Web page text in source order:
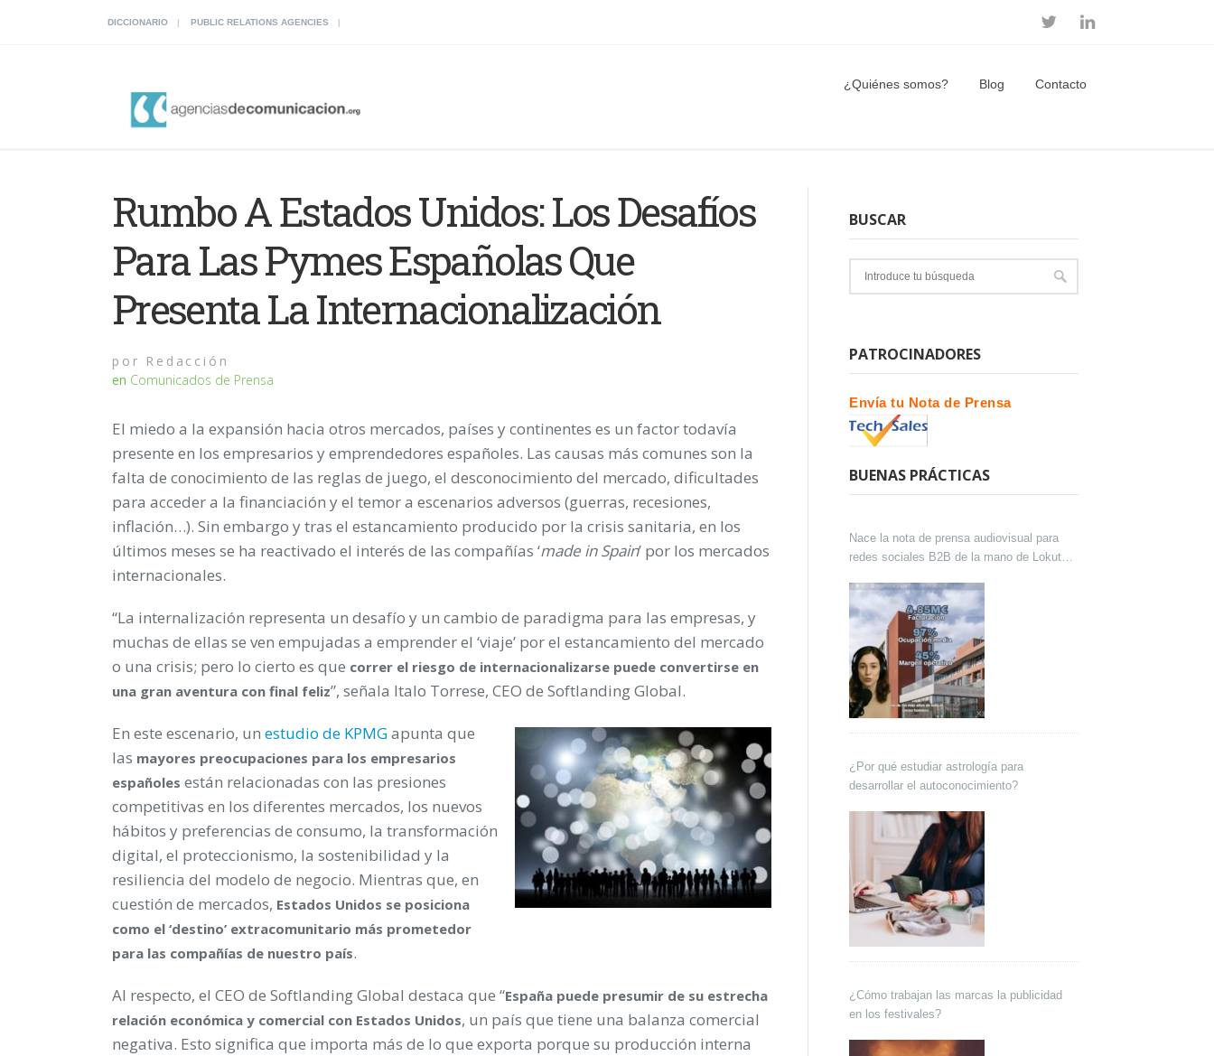
DICCIONARIO PUBLIC RELATIONS AGENCIES
¿Quiénes somos? Blog Contacto
Rumbo A Estados Unidos: Los Desafíos
Para Las Pymes Españolas Que
Presenta La Internacionalización
por Redacción
en Comunicados de Prensa
El miedo a la expansión hacia otros mercados, países y continentes es un factor todavía
presente en los empresarios y emprendedores españoles. Las causas más comunes son la
falta de conocimiento de las reglas de juego, el desconocimiento del mercado, dificultades
para acceder a la financiación y el temor a escenarios adversos (guerras, recesiones,
inflación…). Sin embargo y tras el estancamiento producido por la crisis sanitaria, en los
últimos meses se ha reactivado el interés de las compañías ‘made in Spain’ por los mercados
internacionales.
“La internalización representa un desafío y un cambio de paradigma para las empresas, y
muchas de ellas se ven empujadas a emprender el ‘viaje’ por el estancamiento del mercado
o una crisis; pero lo cierto es que correr el riesgo de internacionalizarse puede convertirse en
una gran aventura con final feliz”, señala Italo Torrese, CEO de Softlanding Global.
En este escenario, un estudio de KPMGapunta que
las mayores preocupaciones para los empresarios
españoles están relacionadas con las presiones
competitivas en los diferentes mercados, los nuevos
hábitos y preferencias de consumo, la transformación
digital, el proteccionismo, la sostenibilidad y la
resiliencia del modelo de negocio. Mientras que, en
cuestión de mercados, Estados Unidos se posiciona
como el ‘destino’ extracomunitario más prometedor
para las compañías de nuestro país.
Al respecto, el CEO de Softlanding Global destaca que “España puede presumir de su estrecha
relación económica y comercial con Estados Unidos, un país que tiene una balanza comercial
negativa. Esto significa que importa más de lo que exporta porque su producción interna
BUSCAR
PATROCINADORES
Envía tu Nota de Prensa
BUENAS PRÁCTICAS
Nace la nota de prensa audiovisual para
redes sociales B2B de la mano de Lokutor
¿Por qué estudiar astrología para
desarrollar el autoconocimiento?
¿Cómo trabajan las marcas la publicidad
en los festivales?